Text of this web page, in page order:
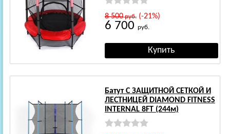
8 500руб.(-21%)
6 700 руб.
Батут С ЗАЩИТНОЙ СЕТКОЙ И
ЛЕСТНИЦЕЙ DIAMOND FITNESS
INTERNAL 8FT (244м)